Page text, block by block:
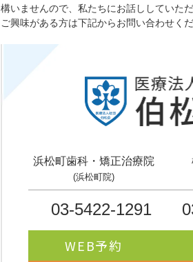
構いませんので、私たちにお話ししていた
ご興味がある方は下記からお問い合わせくだ
浜松町歯科・矯正治療院
(浜松町院)
03-5422-1291
WEB予約